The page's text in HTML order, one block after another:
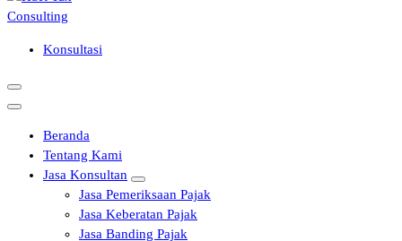
Konsultasi
Beranda
Tentang Kami
Jasa Konsultan
Jasa Pemeriksaan Pajak
Jasa Keberatan Pajak
Jasa Banding Pajak